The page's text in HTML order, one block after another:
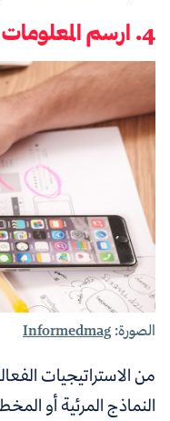
4. ارسم المعلومات
الصورة:Informedmag
من الاستراتيجيات
النماذج المرئية أو